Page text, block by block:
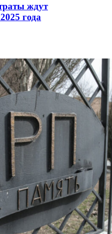
ждут
года